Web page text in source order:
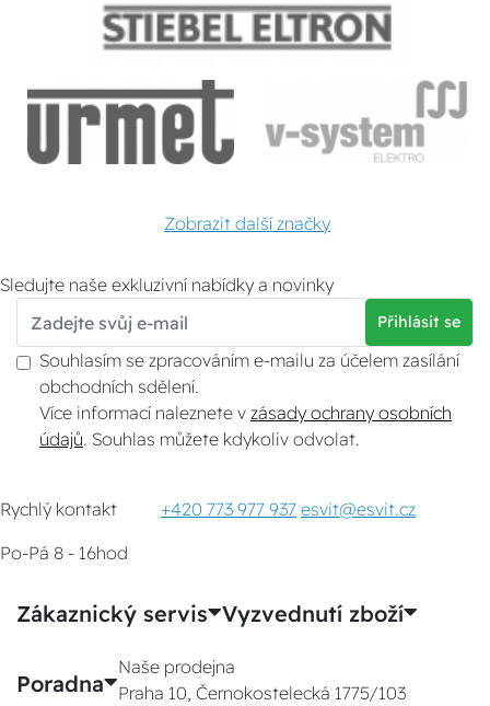
Zobrazit další značky
Sledujte naše exkluzivní nabídky a novinky
Přihlásit se
Souhlasím se zpracováním e-mailu za účelem zasílání
obchodních sdělení.
Více informací naleznete v zásady ochrany osobních
údajů . Souhlas můžete kdykoliv odvolat.
Rychlý kontakt +420 773 977 937 esvit@esvit.cz
Po-Pá 8 - 16hod
Zákaznický servis Vyzvednutí zboží
Poradna
Naše prodejna
Praha 10, Černokostelecká 1775/103